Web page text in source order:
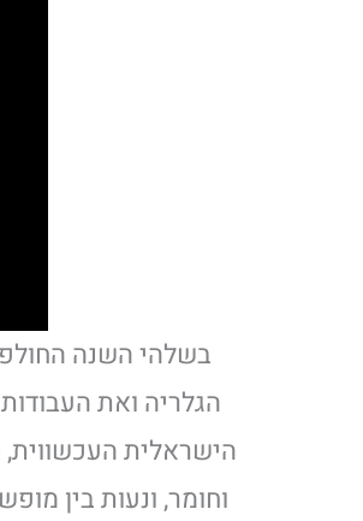
בשלהי השנה
הגלריה ואת
הישראלית העכשווית,
וחומר, ונעות בין